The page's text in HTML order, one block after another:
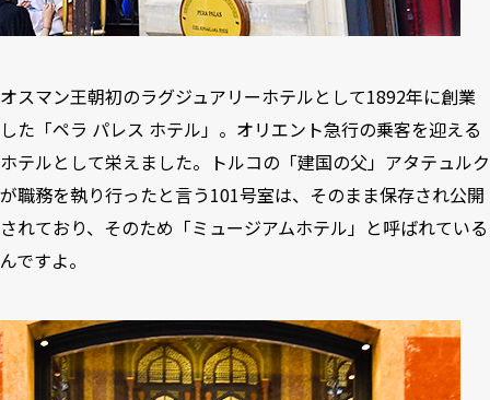
オスマン王朝初のラグジュアリーホテルとして1892年に創業
した「ペラ パレス ホテル」。オリエント急行の乗客を迎える
ホテルとして栄えました。トルコの「建国の父」アタテュルク
が職務を執り行ったと言う101号室は、そのまま保存され公開
されており、そのため「ミュージアムホテル」と呼ばれている
んですよ。